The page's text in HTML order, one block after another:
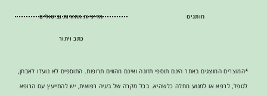
מותגים מדיניות החזרות וביטולים
כתב ויתור
*המוצרים המוצגים באתר הינם תוספי תזונה ואינם מהווים תרופות. התוספים לא נועדו לאבחן,
לטפל, לרפא או למנוע מחלה כלשהיא. בכל מקרה של בעיה רפואית, יש להתייעץ עם הרופא